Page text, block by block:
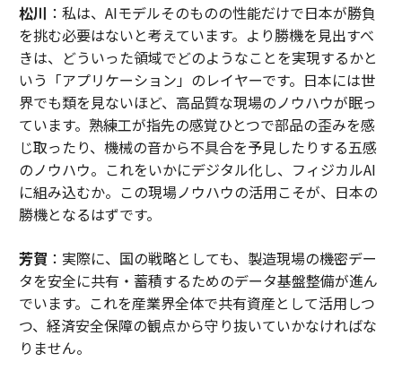
松川 ：私は、AIモデルそのものの性能だけで日本が勝負
を挑む必要はないと考えています。より勝機を見出すべ
きは、どういった領域でどのようなことを実現するかと
いう「アプリケーション」のレイヤーです。日本には世
界でも類を見ないほど、高品質な現場のノウハウが眠っ
ています。熟練工が指先の感覚ひとつで部品の歪みを感
じ取ったり、機械の音から不具合を予見したりする五感
のノウハウ。これをいかにデジタル化し、フィジカルAI
に組み込むか。この現場ノウハウの活用こそが、日本の
勝機となるはずです。
芳賀 ：実際に、国の戦略としても、製造現場の機密デー
タを安全に共有・蓄積するためのデータ基盤整備が進ん
でいます。これを産業界全体で共有資産として活用しつ
つ、経済安全保障の観点から守り抜いていかなければな
りません。